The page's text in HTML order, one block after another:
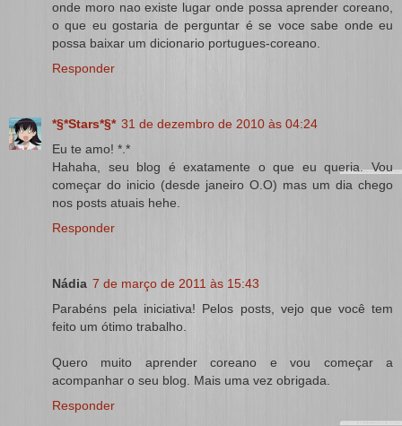
onde moro nao existe lugar onde possa aprender coreano,
o que eu gostaria de perguntar é se voce sabe onde eu
possa baixar um dicionario portugues-coreano.
Responder
*§*Stars*§* 31 de dezembro de 2010 às 04:24
Eu te amo! *.*
Hahaha, seu blog é exatamente o que eu queria. Vou
começar do inicio (desde janeiro O.O) mas um dia chego
nos posts atuais hehe.
Responder
Nádia 7 de março de 2011 às 15:43
Parabéns pela iniciativa! Pelos posts, vejo que você tem
feito um ótimo trabalho.
Quero muito aprender coreano e vou começar a
acompanhar o seu blog. Mais uma vez obrigada.
Responder